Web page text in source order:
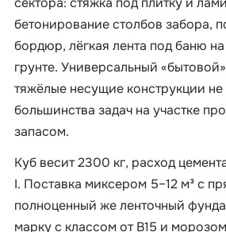
бетонирование столбов забора,
бордюр, лёгкая лента под баню
грунте. Универсальный
тяжёлые несущие конструкции не
большинства задач на участке
запасом.
Куб весит 2300 кг, расход
I. Поставка миксером 5–12 м³ с
полноценный же ленточный
марку с классом от B15 и